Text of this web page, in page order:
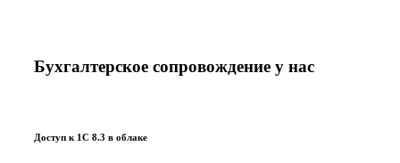
Бухгалтерское сопровождение у нас
Доступ к 1С 8.3 в облаке